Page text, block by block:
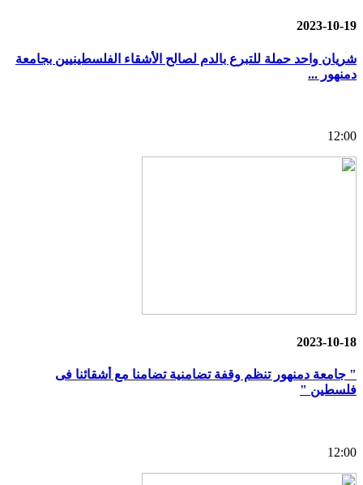
2023-10-19
شريان واحد حملة للتبرع بالدم لصالح الأشقاء الفلسطينيين بجامعة
دمنهور ...
12:00
2023-10-18
" جامعة دمنهور تنظم وقفة تضامنية تضامنا مع أشقائنا فى
فلسطين "
12:00